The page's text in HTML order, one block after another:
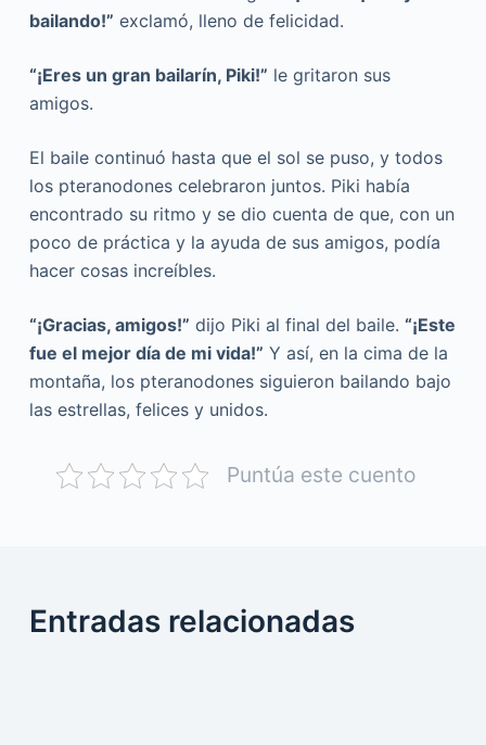
bailando!” exclamó, lleno de felicidad.
“¡Eres un gran bailarín, Piki!” le gritaron sus
amigos.
El baile continuó hasta que el sol se puso, y todos
los pteranodones celebraron juntos. Piki había
encontrado su ritmo y se dio cuenta de que, con un
poco de práctica y la ayuda de sus amigos, podía
hacer cosas increíbles.
“¡Gracias, amigos!” dijo Piki al final del baile. “¡Este
fue el mejor día de mi vida!” Y así, en la cima de la
montaña, los pteranodones siguieron bailando bajo
las estrellas, felices y unidos.
Puntúa este cuento
Entradas relacionadas